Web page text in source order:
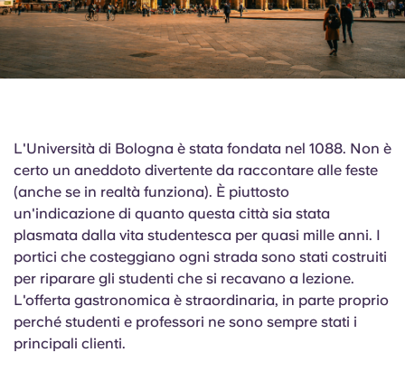
L'Università di Bologna è stata fondata nel 1088. Non è
certo un aneddoto divertente da raccontare alle feste
(anche se in realtà funziona). È piuttosto
un'indicazione di quanto questa città sia stata
plasmata dalla vita studentesca per quasi mille anni. I
portici che costeggiano ogni strada sono stati costruiti
per riparare gli studenti che si recavano a lezione.
L'offerta gastronomica è straordinaria, in parte proprio
perché studenti e professori ne sono sempre stati i
principali clienti.